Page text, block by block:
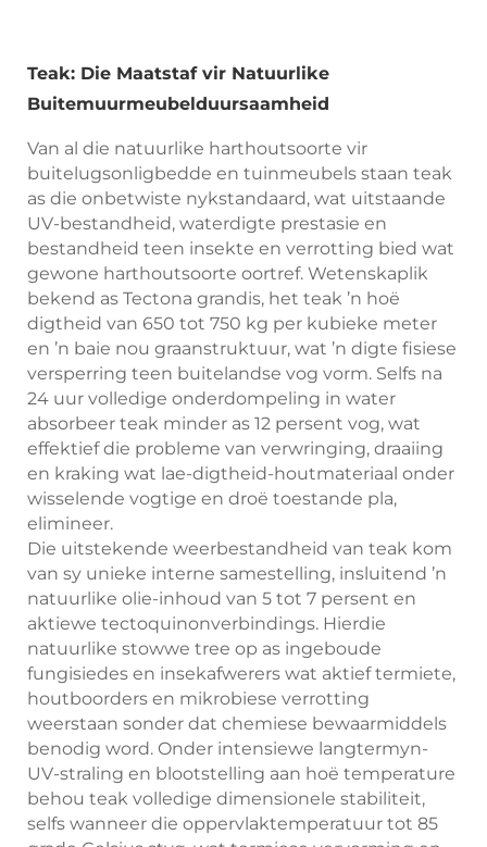
Teak: Die Maatstaf vir Natuurlike
Buitemuurmeubelduursaamheid
Van al die natuurlike harthoutsoorte vir
buitelugsonligbedde en tuinmeubels staan teak
as die onbetwiste nykstandaard, wat uitstaande
UV-bestandheid, waterdigte prestasie en
bestandheid teen insekte en verrotting bied wat
gewone harthoutsoorte oortref. Wetenskaplik
bekend as Tectona grandis, het teak ’n hoë
digtheid van 650 tot 750 kg per kubieke meter
en ’n baie nou graanstruktuur, wat ’n digte fisiese
versperring teen buitelandse vog vorm. Selfs na
24 uur volledige onderdompeling in water
absorbeer teak minder as 12 persent vog, wat
effektief die probleme van verwringing, draaiing
en kraking wat lae-digtheid-houtmateriaal onder
wisselende vogtige en droë toestande pla,
elimineer.
Die uitstekende weerbestandheid van teak kom
van sy unieke interne samestelling, insluitend ’n
natuurlike olie-inhoud van 5 tot 7 persent en
aktiewe tectoquinonverbindings. Hierdie
natuurlike stowwe tree op as ingeboude
fungisiedes en insekafwerers wat aktief termiete,
houtboorders en mikrobiese verrotting
weerstaan sonder dat chemiese bewaarmiddels
benodig word. Onder intensiewe langtermyn-
UV-straling en blootstelling aan hoë temperature
behou teak volledige dimensionele stabiliteit,
selfs wanneer die oppervlaktemperatuur tot 85